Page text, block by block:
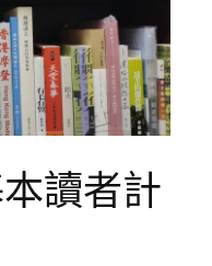
讀者計